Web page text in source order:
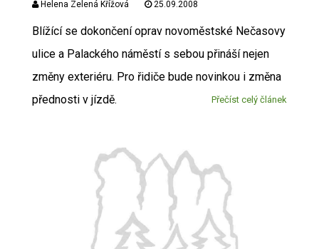
Helena Zelená Křížová 25.09.2008
Blížící se dokončení oprav novoměstské Nečasovy
ulice a Palackého náměstí s sebou přináší nejen
změny exteriéru. Pro řidiče bude novinkou i změna
přednosti v jízdě.
Přečíst celý článek